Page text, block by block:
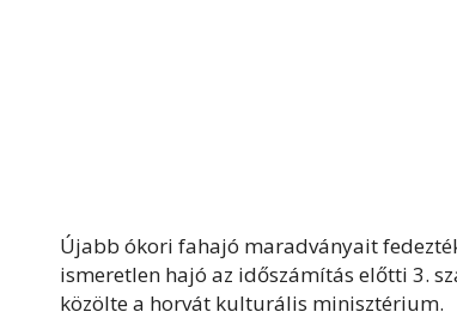
Újabb ókori fahajó maradványait
ismeretlen hajó az időszámítás előtti 3.
közölte a horvát kulturális minisztérium.